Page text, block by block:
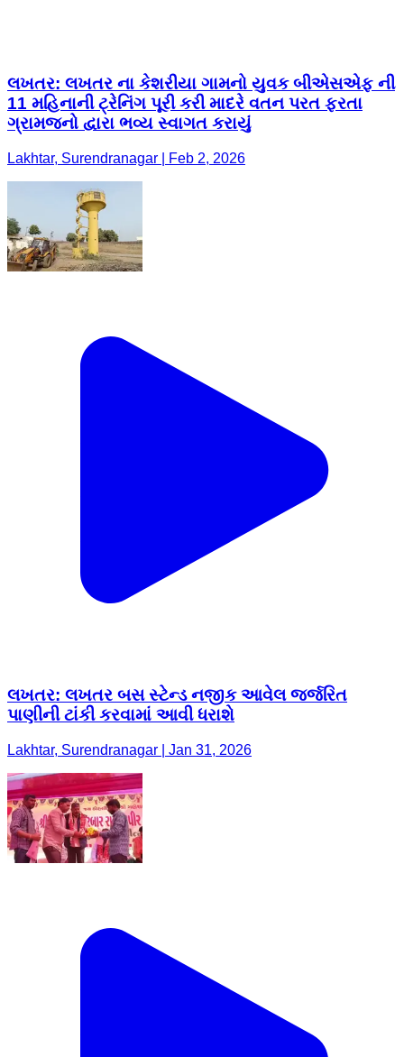
લખતર: લખતર ના કેશરીયા ગામનો યુવક બીએસએફ ની
11 મહિનાની ટ્રેનિંગ પૂરી કરી માદરે વતન પરત ફરતા
ગ્રામજનો દ્વારા ભવ્ય સ્વાગત કરાયું
Lakhtar, Surendranagar | Feb 2, 2026
લખતર: લખતર બસ સ્ટેન્ડ નજીક આવેલ જર્જરિત
પાણીની ટાંકી કરવામાં આવી ધરાશે
Lakhtar, Surendranagar | Jan 31, 2026